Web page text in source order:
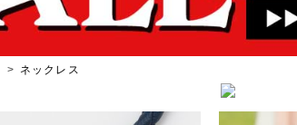
> ネックレス